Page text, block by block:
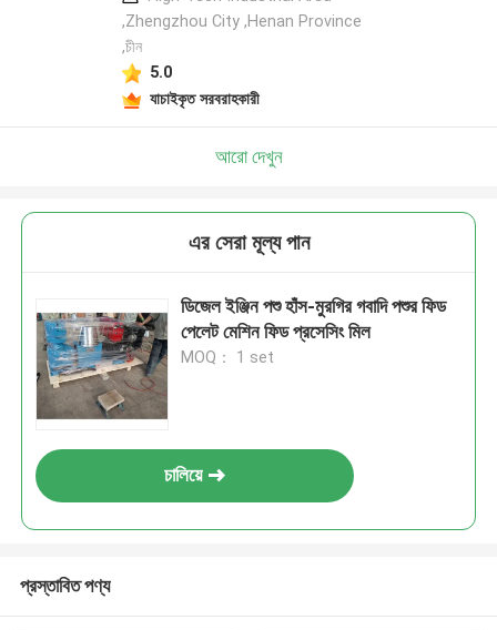
,Zhengzhou City ,Henan Province
,চীন
5.0
যাচাইকৃত সরবরাহকারী
আরো দেখুন
এর সেরা মূল্য পান
ডিজেল ইঞ্জিন পশু হাঁস-মুরগির গবাদি পশুর ফিড
পেলেট মেশিন ফিড প্রসেসিং মিল
MOQ： 1 set
চালিয়ে
প্রস্তাবিত পণ্য